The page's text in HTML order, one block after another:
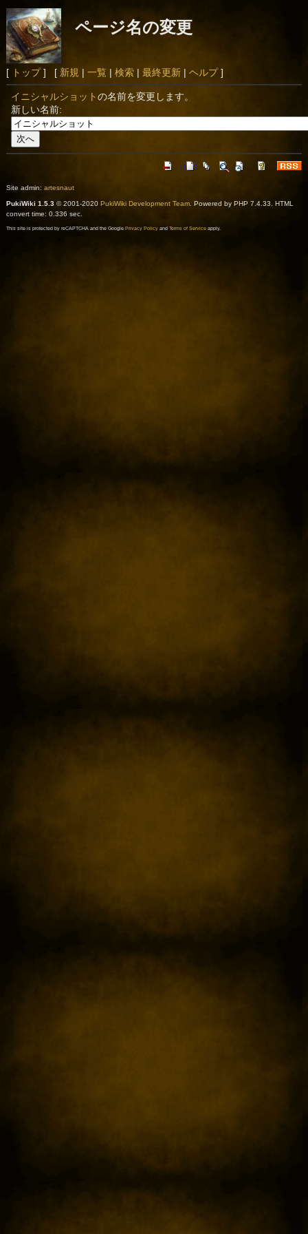
ページ名の変更
[ トップ] [ 新規 | 一覧 | 検索| 最終更新| ヘルプ]
イニシャルショットの名前を変更します。
新しい名前:
Site admin: artesnaut
PukiWiki 1.5.3© 2001-2020 PukiWiki Development Team. Powered by PHP 7.4.33. HTML
convert time: 0.336 sec.
This site is protected by reCAPTCHA and the Google Privacy Policyand Terms of Serviceapply.